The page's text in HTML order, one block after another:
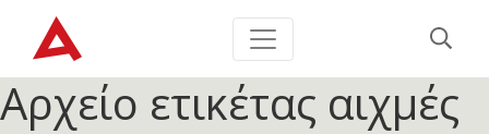
Αρχείο ετικέτας αιχμές